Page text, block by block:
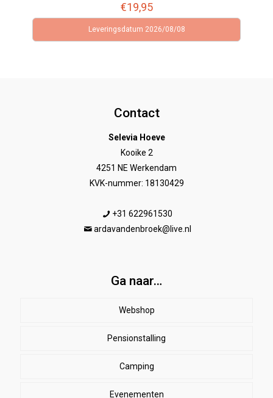
€19,95
Leveringsdatum 2026/08/08
Contact
Selevia Hoeve
Kooike 2
4251 NE Werkendam
KVK-nummer: 18130429
+31 622961530
ardavandenbroek@live.nl
Ga naar…
Webshop
Paard
Beenbeschermers
EHBO
Ruiter
Herenkleding
Stal
Pensionstalling
Camping
Evenementen